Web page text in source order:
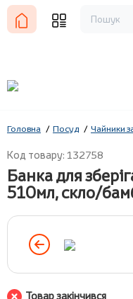
Головна Посуд Чайники
Код товару: 132758
Банка для
510мл, скло/
Товар закінчився